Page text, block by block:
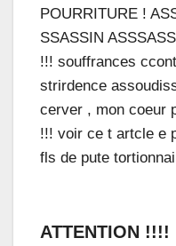
POURRITURE !
SSASSIN
!!! souffrances
strirdence
cerver , mon coeur
!!! voir ce t artcle e
fls de pute
ATTENTION !!!!